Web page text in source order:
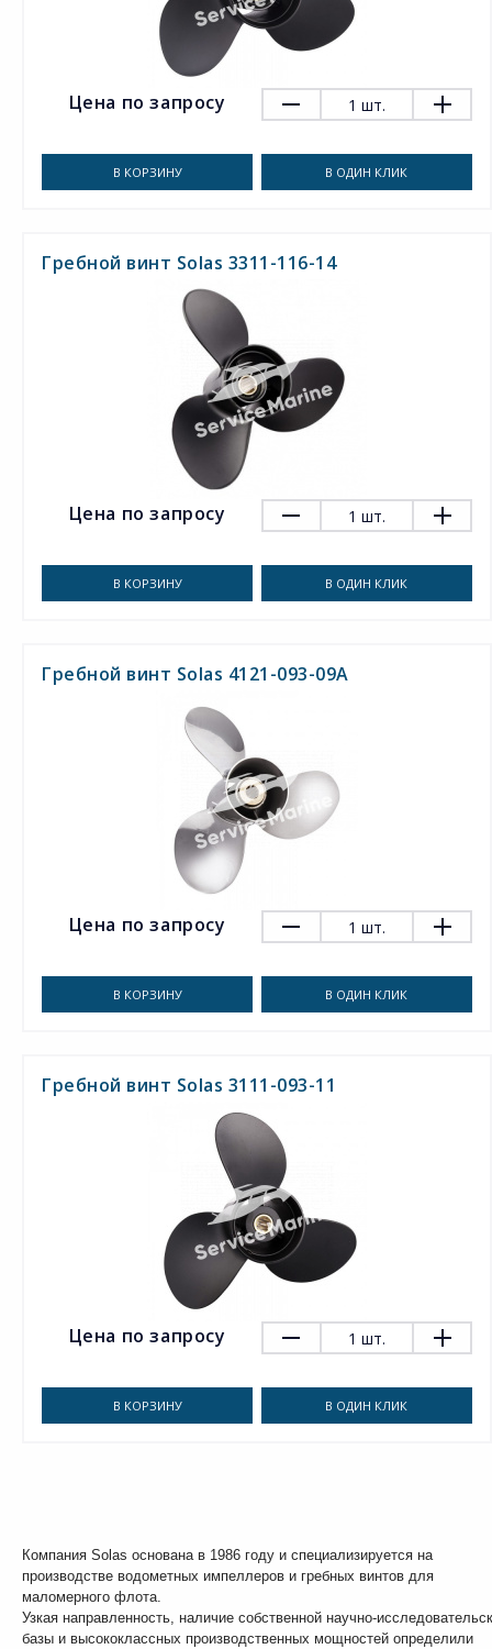
Цена по запросу 1 шт.
В КОРЗИНУ В ОДИН КЛИК
Гребной винт Solas 3311-116-14
Цена по запросу 1 шт.
В КОРЗИНУ В ОДИН КЛИК
Гребной винт Solas 4121-093-09A
Цена по запросу 1 шт.
В КОРЗИНУ В ОДИН КЛИК
Гребной винт Solas 3111-093-11
Цена по запросу 1 шт.
В КОРЗИНУ В ОДИН КЛИК
Компания Solas основана в 1986 году и специализируется на
производстве водометных импеллеров и гребных винтов для
маломерного флота.
Узкая направленность, наличие собственной научно-
базы и высококлассных производственных мощностей определили